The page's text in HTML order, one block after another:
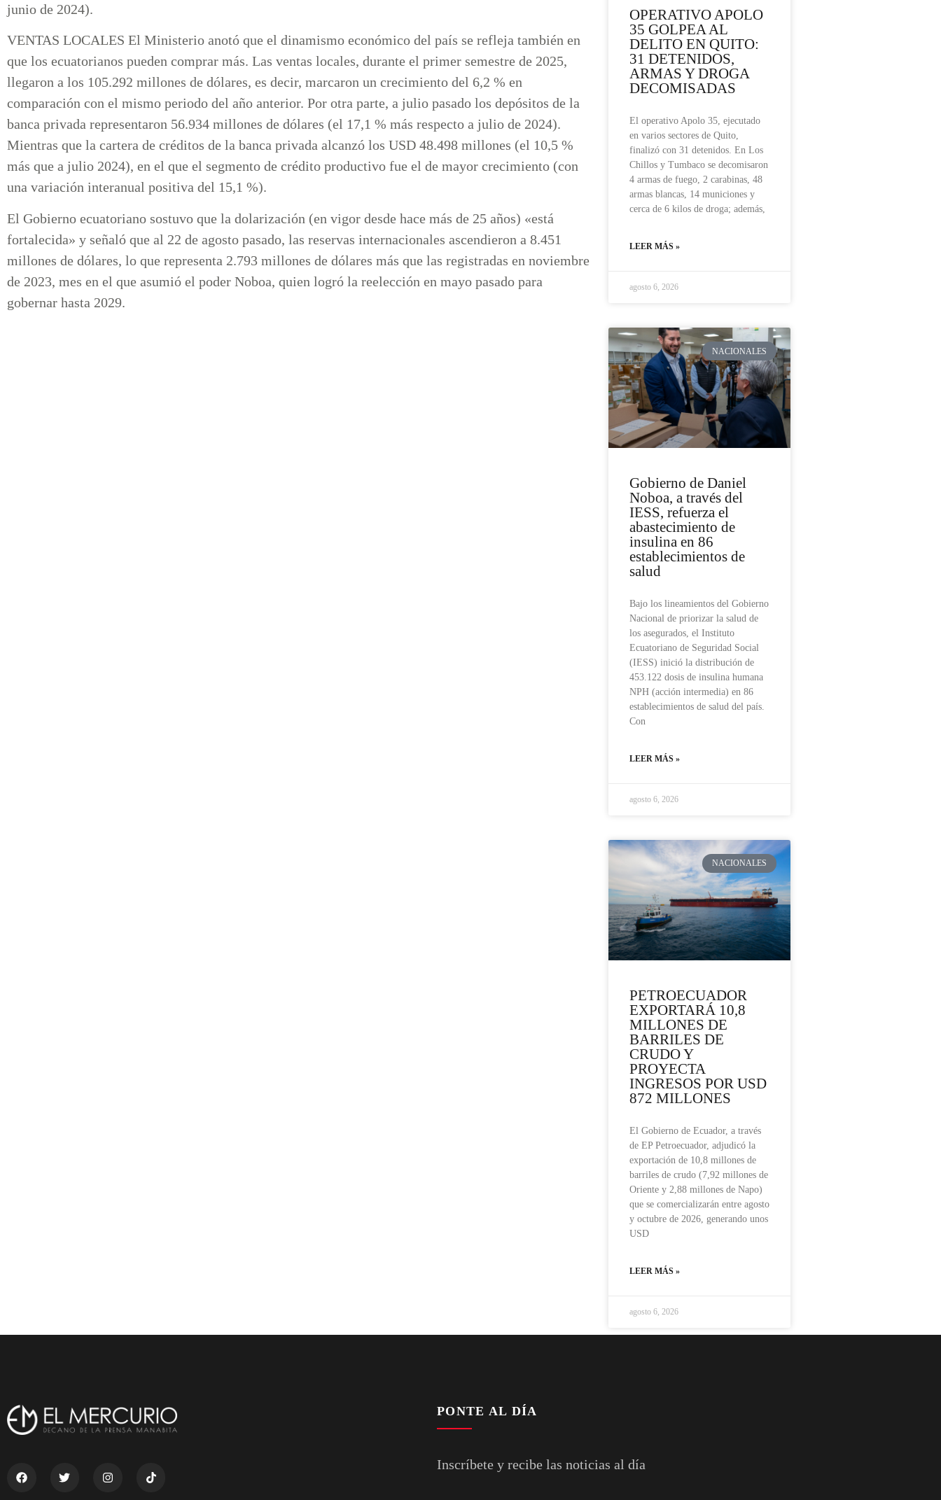
junio de 2024).
VENTAS LOCALES El Ministerio anotó que el dinamismo económico del país se refleja también en
que los ecuatorianos pueden comprar más. Las ventas locales, durante el primer semestre de 2025,
llegaron a los 105.292 millones de dólares, es decir, marcaron un crecimiento del 6,2 % en
comparación con el mismo periodo del año anterior. Por otra parte, a julio pasado los depósitos de la
banca privada representaron 56.934 millones de dólares (el 17,1 % más respecto a julio de 2024).
Mientras que la cartera de créditos de la banca privada alcanzó los USD 48.498 millones (el 10,5 %
más que a julio 2024), en el que el segmento de crédito productivo fue el de mayor crecimiento (con
una variación interanual positiva del 15,1 %).
El Gobierno ecuatoriano sostuvo que la dolarización (en vigor desde hace más de 25 años) «está
fortalecida» y señaló que al 22 de agosto pasado, las reservas internacionales ascendieron a 8.451
millones de dólares, lo que representa 2.793 millones de dólares más que las registradas en noviembre
de 2023, mes en el que asumió el poder Noboa, quien logró la reelección en mayo pasado para
gobernar hasta 2029.
OPERATIVO APOLO
35 GOLPEA AL
DELITO EN QUITO:
31 DETENIDOS,
ARMAS Y DROGA
DECOMISADAS
El operativo Apolo 35, ejecutado
en varios sectores de Quito,
finalizó con 31 detenidos. En Los
Chillos y Tumbaco se decomisaron
4 armas de fuego, 2 carabinas, 48
armas blancas, 14 municiones y
cerca de 6 kilos de droga; además,
LEER MÁS »
agosto 6, 2026
NACIONALES
Gobierno de Daniel
Noboa, a través del
IESS, refuerza el
abastecimiento de
insulina en 86
establecimientos de
salud
Bajo los lineamientos del Gobierno
Nacional de priorizar la salud de
los asegurados, el Instituto
Ecuatoriano de Seguridad Social
(IESS) inició la distribución de
453.122 dosis de insulina humana
NPH (acción intermedia) en 86
establecimientos de salud del país.
Con
LEER MÁS »
agosto 6, 2026
NACIONALES
PETROECUADOR
EXPORTARÁ 10,8
MILLONES DE
BARRILES DE
CRUDO Y
PROYECTA
INGRESOS POR USD
872 MILLONES
El Gobierno de Ecuador, a través
de EP Petroecuador, adjudicó la
exportación de 10,8 millones de
barriles de crudo (7,92 millones de
Oriente y 2,88 millones de Napo)
que se comercializarán entre agosto
y octubre de 2026, generando unos
USD
LEER MÁS »
agosto 6, 2026
PONTE AL DÍA
Inscríbete y recibe las noticias al día